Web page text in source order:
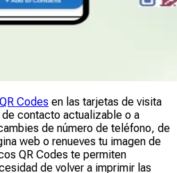
Codes en las tarjetas de visita
contacto actualizable o a
de número de teléfono, de
web o renueves tu imagen de
QR Codes te permiten
de volver a imprimir las